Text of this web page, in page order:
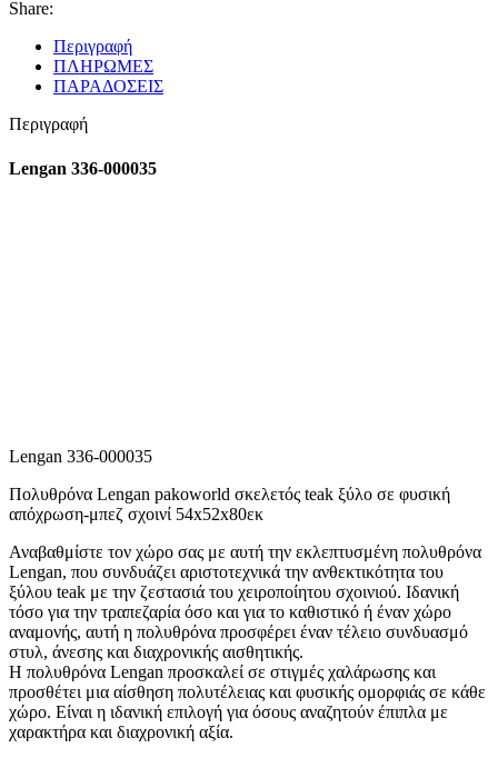
Share:
Περιγραφή
ΠΛΗΡΩΜΕΣ
ΠΑΡΑΔΟΣΕΙΣ
Περιγραφή
Lengan 336-000035
Lengan 336-000035
Πολυθρόνα Lengan pakoworld σκελετός teak ξύλο σε φυσική
απόχρωση-μπεζ σχοινί 54x52x80εκ
Αναβαθμίστε τον χώρο σας με αυτή την εκλεπτυσμένη πολυθρόνα
Lengan, που συνδυάζει αριστοτεχνικά την ανθεκτικότητα του
ξύλου teak με την ζεστασιά του χειροποίητου σχοινιού. Ιδανική
τόσο για την τραπεζαρία όσο και για το καθιστικό ή έναν χώρο
αναμονής, αυτή η πολυθρόνα προσφέρει έναν τέλειο συνδυασμό
στυλ, άνεσης και διαχρονικής αισθητικής.
H πολυθρόνα Lengan προσκαλεί σε στιγμές χαλάρωσης και
προσθέτει μια αίσθηση πολυτέλειας και φυσικής ομορφιάς σε κάθε
χώρο. Είναι η ιδανική επιλογή για όσους αναζητούν έπιπλα με
χαρακτήρα και διαχρονική αξία.